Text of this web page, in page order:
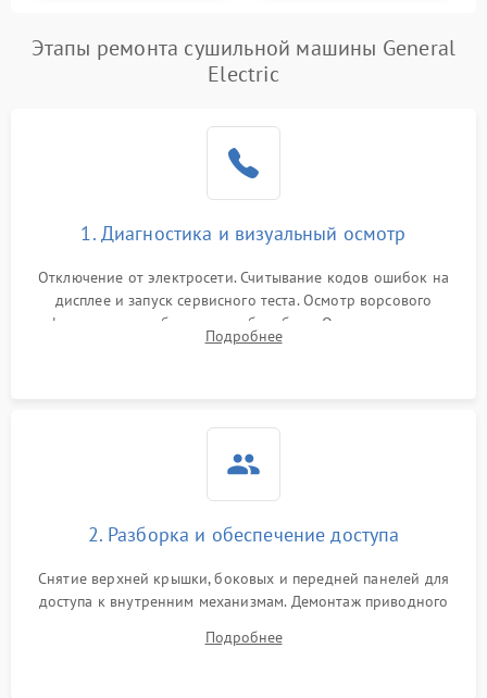
Этапы ремонта сушильной машины General
Electric
1. Диагностика и визуальный осмотр
Отключение от электросети. Считывание кодов ошибок на
дисплее и запуск сервисного теста. Осмотр ворсового
фильтра, теплообменника и барабана. Опрос клиента о
неисправностях (не сушит, не крутит барабан, сильно шумит
Подробнее
2. Разборка и обеспечение доступа
Снятие верхней крышки, боковых и передней панелей для
доступа к внутренним механизмам. Демонтаж приводного
Обеспечение свободного доступа к ТЭНу, компрессору,
Подробнее